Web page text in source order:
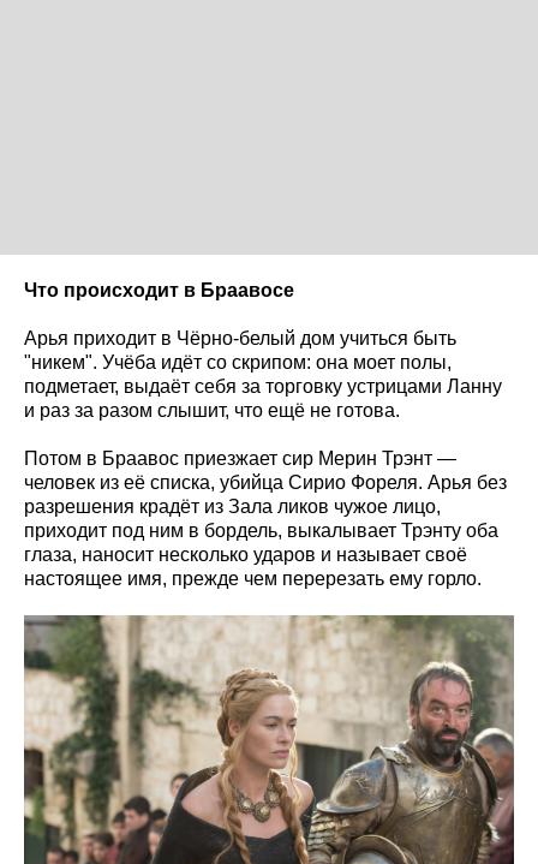
Что происходит в Браавосе
Арья приходит в Чёрно-белый дом учиться быть
"никем". Учёба идёт со скрипом: она моет полы,
подметает, выдаёт себя за торговку устрицами Ланну
и раз за разом слышит, что ещё не готова.
Потом в Браавос приезжает сир Мерин Трэнт —
человек из её списка, убийца Сирио Фореля. Арья без
разрешения крадёт из Зала ликов чужое лицо,
приходит под ним в бордель, выкалывает Трэнту оба
глаза, наносит несколько ударов и называет своё
настоящее имя, прежде чем перерезать ему горло.